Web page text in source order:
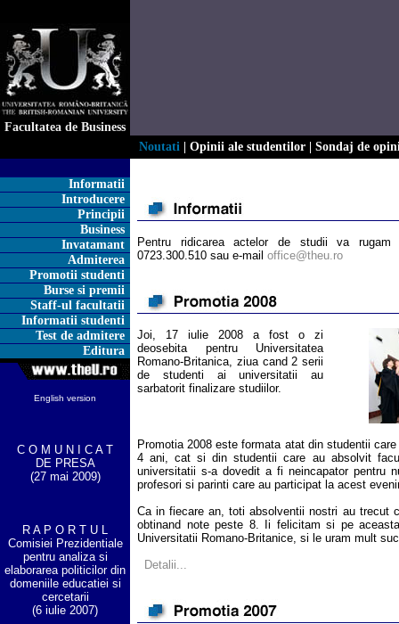
Facultatea de Business
Noutati
Opinii ale studentilor Sondaj de
Informatii
Introducere
Principii
Business
Invatamant
Admiterea
Promotii studenti
Burse si premii
Staff-ul facultatii
Informatii studenti
Test de admitere
Editura
English version
C O M U N I C A T
DE PRESA
(27 mai 2009)
R A P O R T U L
Comisiei Prezidentiale
pentru analiza si
elaborarea politicilor din
domeniile educatiei si
cercetarii
(6 iulie 2007)
Pentru ridicarea actelor de studii va
0723.300.510 sau e-mail office@theu.ro
Joi, 17 iulie 2008 a fost o zi
deosebita pentru Universitatea
Romano-Britanica, ziua cand 2 serii
de studenti ai universitatii au
sarbatorit finalizare studiilor.
Promotia 2008 este formata atat din studentii
4 ani, cat si din studentii care au absolvit
universitatii s-a dovedit a fi neincapator pentru
profesori si parinti care au participat la acest
Ca in fiecare an, toti absolventii nostri au trecut
obtinand note peste 8. Ii felicitam si pe
Universitatii Romano-Britanice, si le uram mult
Detalii...